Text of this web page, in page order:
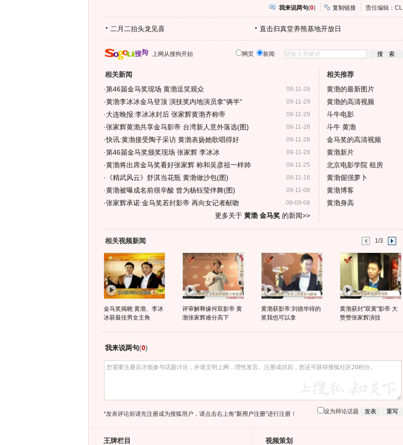
我来说两句(0) 复制链接 责任编辑：CL
二月二抬头龙见喜 直击归真堂养熊基地开放日
上网从搜狗开始 网页 新闻
相关新闻
09-11-28
·第46届金马奖现场 黄渤逗笑观众
09-11-29
·黄渤李冰冰金马登顶 演技奖内地演员拿"俩半"
09-11-29
·大连晚报:李冰冰封后 张家辉黄渤齐称帝
09-11-28
·张家辉黄渤共享金马影帝 台湾新人意外落选(图)
09-11-28
·快讯:黄渤接受陶子采访 黄渤表扬她歌唱得好
09-11-28
·第46届金马奖颁奖现场 张家辉 李冰冰
09-11-25
·黄渤将出席金马奖看好张家辉 称和吴彦祖一样帅
09-11-16
· 《精武风云》舒淇当花瓶 黄渤做沙包(图)
09-11-08
·黄渤被曝成名前很辛酸 曾为杨钰莹伴舞(图)
09-09-08
·张家辉承诺:金马奖若封影帝 再向女记者献吻
更多关于 黄渤 金马奖的新闻>>
相关推荐
黄渤的最新图片
黄渤的高清视频
斗牛电影
斗牛 黄渤
金马奖的高清视频
黄渤新片
北京电影学院 租房
黄渤倔强萝卜
黄渤博客
黄渤身高
相关视频新闻 1/3
金马奖揭晓 黄渤、李冰
冰获最佳男女主角
评审解释缘何双影帝 黄
渤张家辉难分高下
黄渤获影帝:刘德华得的
奖我也可以拿
黄渤获封"双黄"影帝 大
赞赞张家辉演技
我来说两句(0)
*发表评论前请先注册成为搜狐用户，请点击右上角“新用户注册”进行注册！ 设为辩论话题
王牌栏目 视频策划